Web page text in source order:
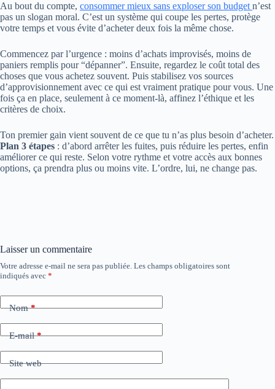
Au bout du compte, consommer mieux sans exploser son budget n’est
pas un slogan moral. C’est un système qui coupe les pertes, protège
votre temps et vous évite d’acheter deux fois la même chose.
Commencez par l’urgence : moins d’achats improvisés, moins de
paniers remplis pour “dépanner”. Ensuite, regardez le coût total des
choses que vous achetez souvent. Puis stabilisez vos sources
d’approvisionnement avec ce qui est vraiment pratique pour vous. Une
fois ça en place, seulement à ce moment-là, affinez l’éthique et les
critères de choix.
Ton premier gain vient souvent de ce que tu n’as plus besoin d’acheter.
Plan 3 étapes : d’abord arrêter les fuites, puis réduire les pertes, enfin
améliorer ce qui reste. Selon votre rythme et votre accès aux bonnes
options, ça prendra plus ou moins vite. L’ordre, lui, ne change pas.
Laisser un commentaire
Votre adresse e-mail ne sera pas publiée. Les champs obligatoires sont
indiqués avec *
Nom*
E-mail*
Site web